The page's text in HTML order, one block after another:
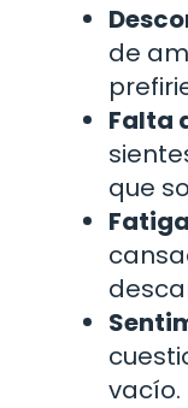
de
Falta
que
vacío.